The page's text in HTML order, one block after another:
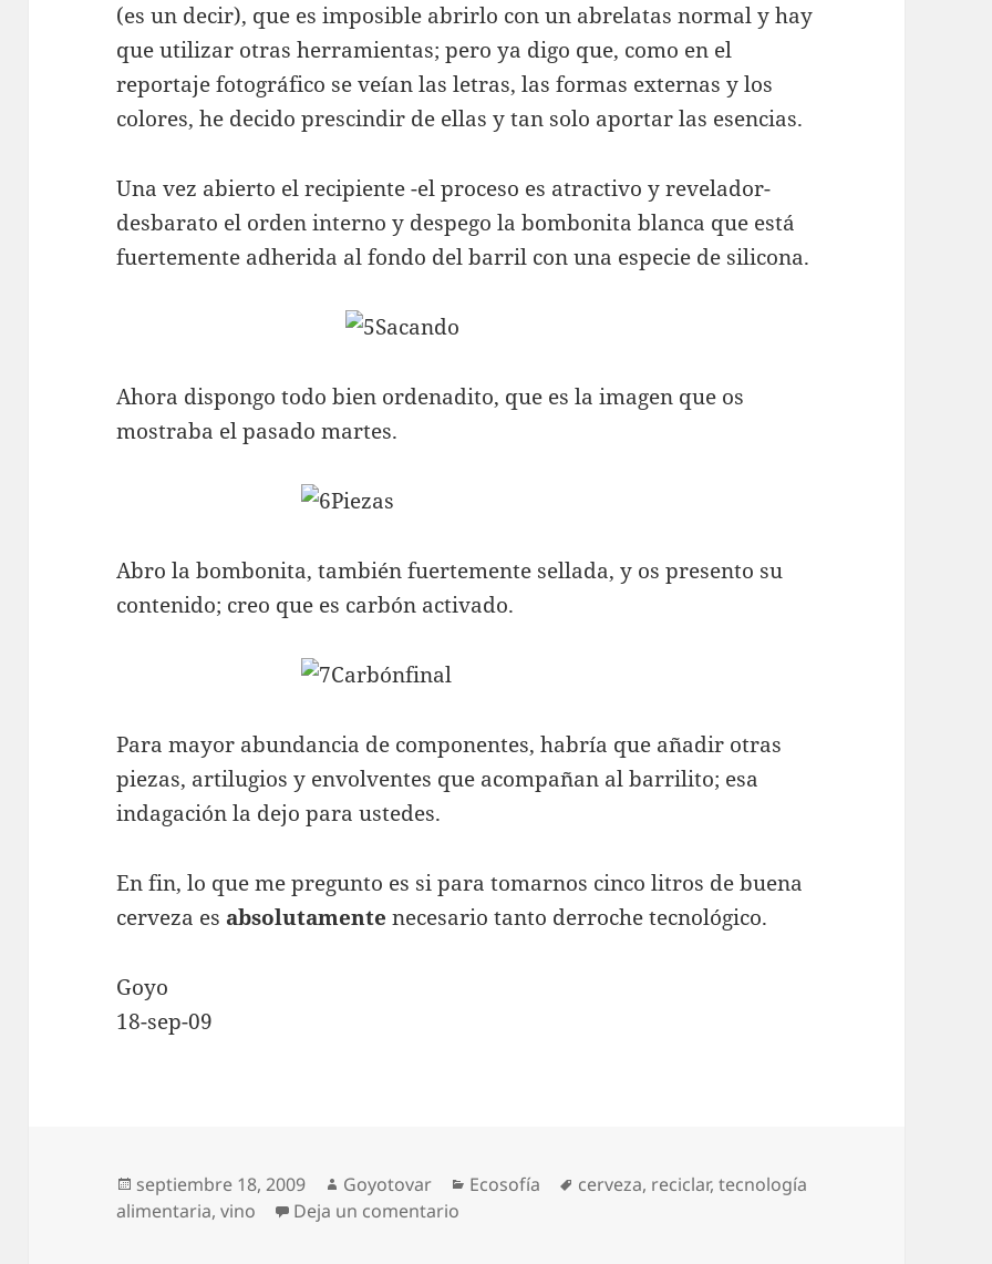
(es un decir), que es imposible abrirlo con un abrelatas normal y hay
que utilizar otras herramientas; pero ya digo que, como en el
reportaje fotográfico se veían las letras, las formas externas y los
colores, he decido prescindir de ellas y tan solo aportar las esencias.
Una vez abierto el recipiente -el proceso es atractivo y revelador-
desbarato el orden interno y despego la bombonita blanca que está
fuertemente adherida al fondo del barril con una especie de silicona.
Ahora dispongo todo bien ordenadito, que es la imagen que os
mostraba el pasado martes.
Abro la bombonita, también fuertemente sellada, y os presento su
contenido; creo que es carbón activado.
Para mayor abundancia de componentes, habría que añadir otras
piezas, artilugios y envolventes que acompañan al barrilito; esa
indagación la dejo para ustedes.
En fin, lo que me pregunto es si para tomarnos cinco litros de buena
cerveza es absolutamente necesario tanto derroche tecnológico.
Goyo
18-sep-09
Publicado
el
septiembre 18, 2009 Autor
Goyotovar Categorías
Ecosofía Etiquetas
cerveza, reciclar,tecnología
alimentaria,vino Deja un comentario